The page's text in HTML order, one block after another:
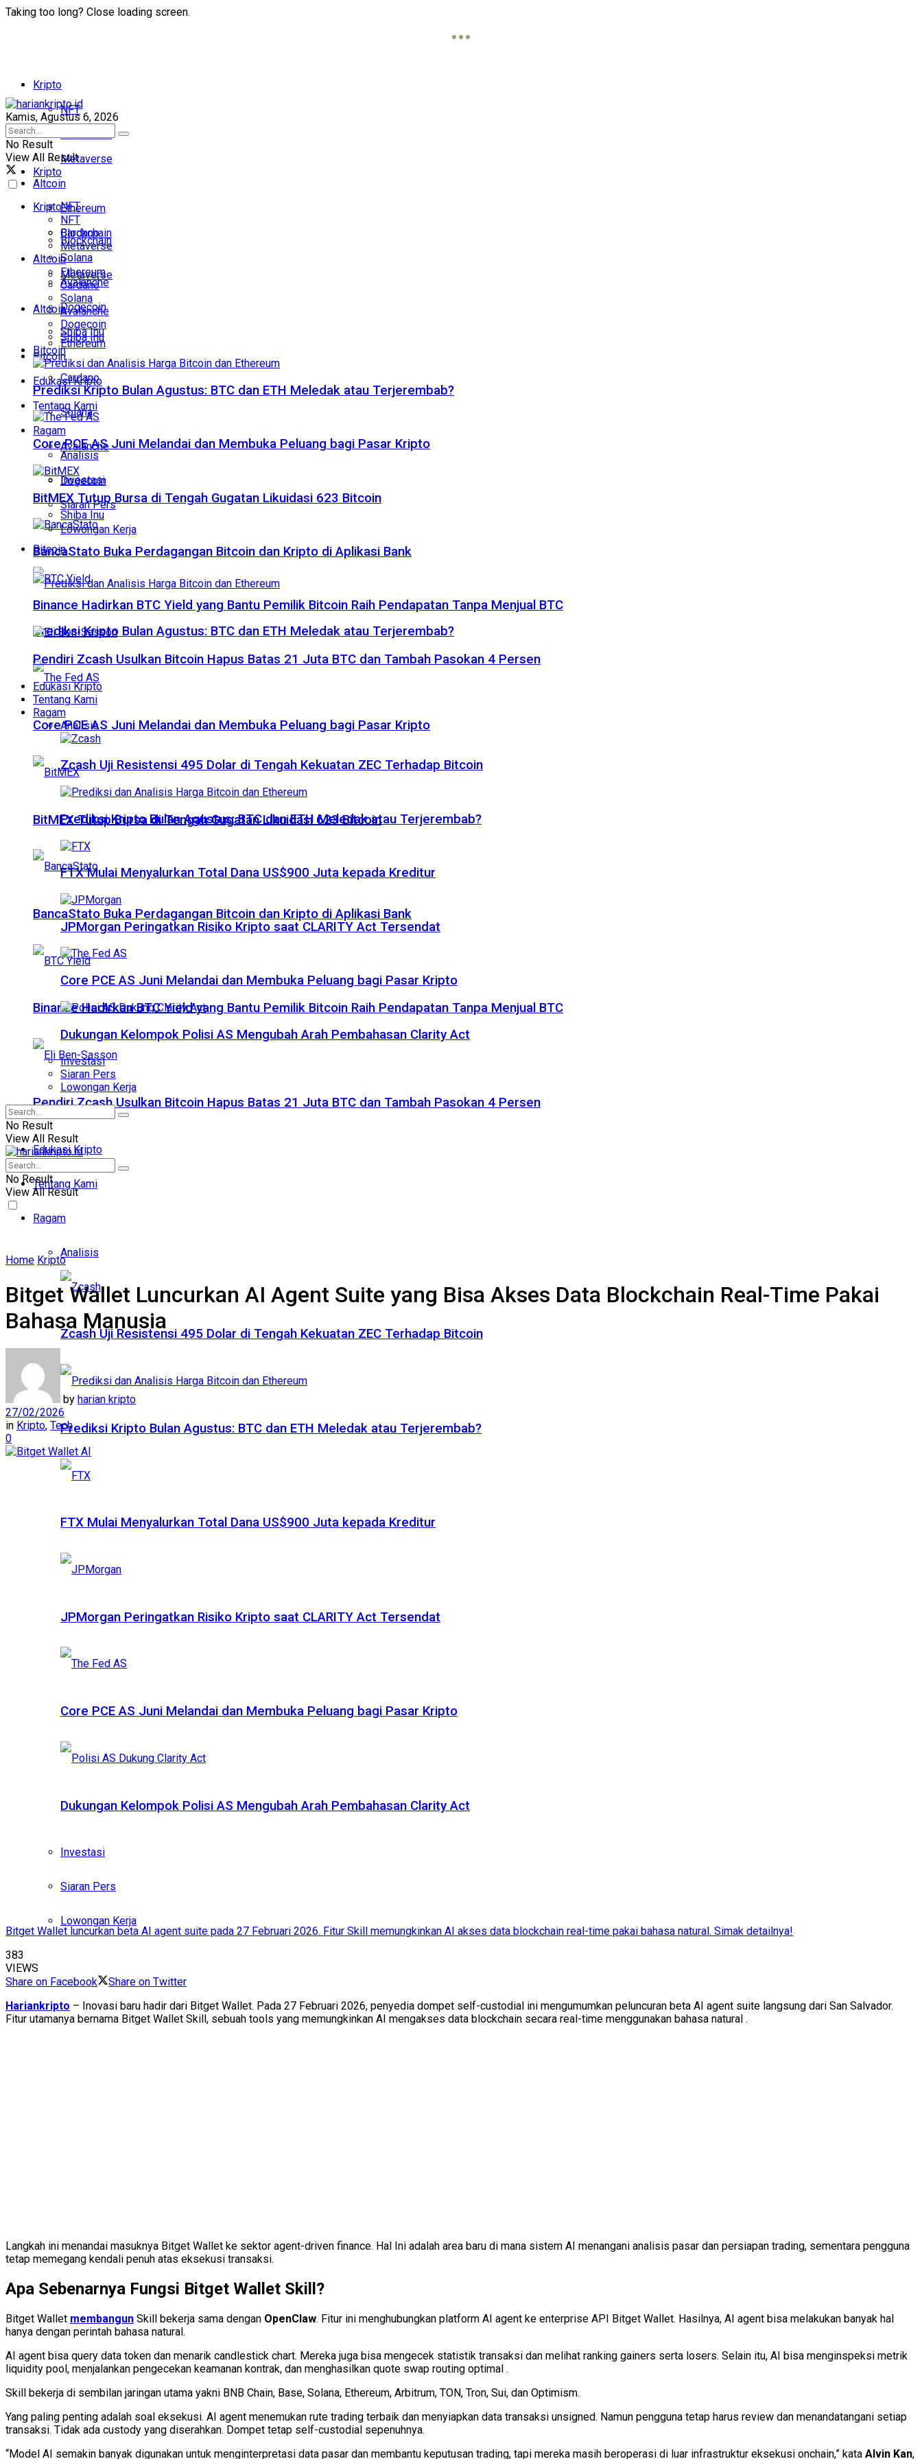
Taking too long? Close loading screen.
Kripto
NFT
Blockchain
Metaverse
Altcoin
Ethereum
Cardano
Solana
Avalanche
Dogecoin
Shiba Inu
Bitcoin
Edukasi Kripto
Tentang Kami
Ragam
Analisis
Investasi
Siaran Pers
Lowongan Kerja
Kamis, Agustus 6, 2026
No Result
View All Result
Kripto
NFT
Blockchain
Metaverse
Altcoin
Ethereum
Cardano
Solana
Avalanche
Dogecoin
Shiba Inu
Bitcoin
Prediksi Kripto Bulan Agustus: BTC dan ETH Meledak atau Terjerembab?
Core PCE AS Juni Melandai dan Membuka Peluang bagi Pasar Kripto
BitMEX Tutup Bursa di Tengah Gugatan Likuidasi 623 Bitcoin
BancaStato Buka Perdagangan Bitcoin dan Kripto di Aplikasi Bank
Binance Hadirkan BTC Yield yang Bantu Pemilik Bitcoin Raih Pendapatan Tanpa Menjual BTC
Pendiri Zcash Usulkan Bitcoin Hapus Batas 21 Juta BTC dan Tambah Pasokan 4 Persen
Edukasi Kripto
Tentang Kami
Ragam
Analisis
Zcash Uji Resistensi 495 Dolar di Tengah Kekuatan ZEC Terhadap Bitcoin
Prediksi Kripto Bulan Agustus: BTC dan ETH Meledak atau Terjerembab?
FTX Mulai Menyalurkan Total Dana US$900 Juta kepada Kreditur
JPMorgan Peringatkan Risiko Kripto saat CLARITY Act Tersendat
Core PCE AS Juni Melandai dan Membuka Peluang bagi Pasar Kripto
Dukungan Kelompok Polisi AS Mengubah Arah Pembahasan Clarity Act
Investasi
Siaran Pers
Lowongan Kerja
Kripto
NFT
Blockchain
Metaverse
Altcoin
Ethereum
Cardano
Solana
Avalanche
Dogecoin
Shiba Inu
Bitcoin
Prediksi Kripto Bulan Agustus: BTC dan ETH Meledak atau Terjerembab?
Core PCE AS Juni Melandai dan Membuka Peluang bagi Pasar Kripto
BitMEX Tutup Bursa di Tengah Gugatan Likuidasi 623 Bitcoin
BancaStato Buka Perdagangan Bitcoin dan Kripto di Aplikasi Bank
Binance Hadirkan BTC Yield yang Bantu Pemilik Bitcoin Raih Pendapatan Tanpa Menjual BTC
Pendiri Zcash Usulkan Bitcoin Hapus Batas 21 Juta BTC dan Tambah Pasokan 4 Persen
Edukasi Kripto
Tentang Kami
Ragam
Analisis
Zcash Uji Resistensi 495 Dolar di Tengah Kekuatan ZEC Terhadap Bitcoin
Prediksi Kripto Bulan Agustus: BTC dan ETH Meledak atau Terjerembab?
FTX Mulai Menyalurkan Total Dana US$900 Juta kepada Kreditur
JPMorgan Peringatkan Risiko Kripto saat CLARITY Act Tersendat
Core PCE AS Juni Melandai dan Membuka Peluang bagi Pasar Kripto
Dukungan Kelompok Polisi AS Mengubah Arah Pembahasan Clarity Act
Investasi
Siaran Pers
Lowongan Kerja
No Result
View All Result
No Result
View All Result
Home Kripto
Bitget Wallet Luncurkan AI Agent Suite yang Bisa Akses Data Blockchain Real-Time Pakai
Bahasa Manusia
by harian kripto
27/02/2026
in Kripto, Tech
0
Bitget Wallet luncurkan beta AI agent suite pada 27 Februari 2026. Fitur Skill memungkinkan AI akses data blockchain real-time pakai bahasa natural. Simak detailnya!
383
VIEWS
Share on Facebook
Share on Twitter
Hariankripto – Inovasi baru hadir dari Bitget Wallet. Pada 27 Februari 2026, penyedia dompet self-custodial ini mengumumkan peluncuran beta AI agent suite langsung dari San Salvador.
Fitur utamanya bernama Bitget Wallet Skill, sebuah tools yang memungkinkan AI mengakses data blockchain secara real-time menggunakan bahasa natural .
Langkah ini menandai masuknya Bitget Wallet ke sektor agent-driven finance. Hal Ini adalah area baru di mana sistem AI menangani analisis pasar dan persiapan trading, sementara pengguna
tetap memegang kendali penuh atas eksekusi transaksi.
Apa Sebenarnya Fungsi Bitget Wallet Skill?
Bitget Wallet membangun Skill bekerja sama dengan OpenClaw. Fitur ini menghubungkan platform AI agent ke enterprise API Bitget Wallet. Hasilnya, AI agent bisa melakukan banyak hal
hanya dengan perintah bahasa natural.
AI agent bisa query data token dan menarik candlestick chart. Mereka juga bisa mengecek statistik transaksi dan melihat ranking gainers serta losers. Selain itu, AI bisa menginspeksi metrik
liquidity pool, menjalankan pengecekan keamanan kontrak, dan menghasilkan quote swap routing optimal .
Skill bekerja di sembilan jaringan utama yakni BNB Chain, Base, Solana, Ethereum, Arbitrum, TON, Tron, Sui, dan Optimism.
Yang paling penting adalah soal eksekusi. AI agent menemukan rute trading terbaik dan menyiapkan data transaksi unsigned. Namun pengguna tetap harus review dan menandatangani setiap
transaksi. Tidak ada custody yang diserahkan. Dompet tetap self-custodial sepenuhnya.
“Model AI semakin banyak digunakan untuk menginterpretasi data pasar dan membantu keputusan trading, tapi mereka masih beroperasi di luar infrastruktur eksekusi onchain,” kata Alvin Kan,